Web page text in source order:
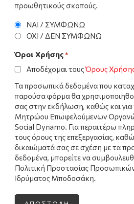
προωθητικούς σκοπούς.
ΝΑΙ / ΣΥΜΦΩΝΩ
ΟΧΙ / ΔΕΝ ΣΥΜΦΩΝΩ
Όροι Χρήσης *
Αποδέχομαι τουςΌρους
Τα προσωπικά δεδομένα που
παρούσα φόρμα θα
σας στην εκδήλωση, καθώς και
Μητρώου Επωφελούμενων
Social Dynamo. Για περαιτέρω
τους όρους της επεξεργασίας,
δικαιώματά σας σε σχέση με τα
δεδομένα, μπορείτε να
Πολιτική Προστασίας
Ιδρύματος Μποδοσάκη.